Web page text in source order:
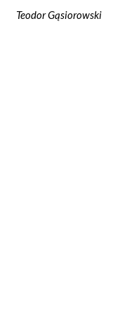
Teodor Gąsiorowski